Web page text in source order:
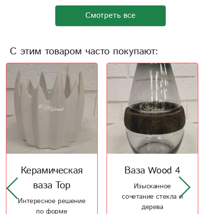
Смотреть все
С этим товаром часто покупают:
Ваза Wood 4
Изысканное
сочетание стекла и
дерева
Лебединое
озеро
Букет из шаров -
воздушный как